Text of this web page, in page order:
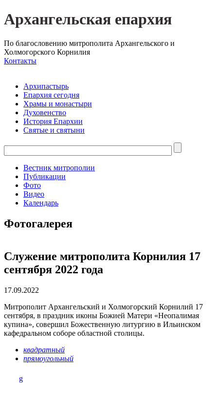
Архангельская епархия
По благословению митрополита Архангельского и
Холмогорского Корнилия
Контакты
Архипастырь
Епархия сегодня
Храмы и монастыри
Духовенство
История Епархии
Святые и святыни
Вестник митрополии
Публикации
Фото
Видео
Календарь
Фотогалерея
Служение митрополита Корнилия 17
сентября 2022 года
17.09.2022
Митрополит Архангельский и Холмогорский Корнилий 17
сентября, в праздник иконы Божией Матери «Неопалимая
купина», совершил Божественную литургию в Ильинском
кафедральном соборе областной столицы.
квадратный
прямоугольный